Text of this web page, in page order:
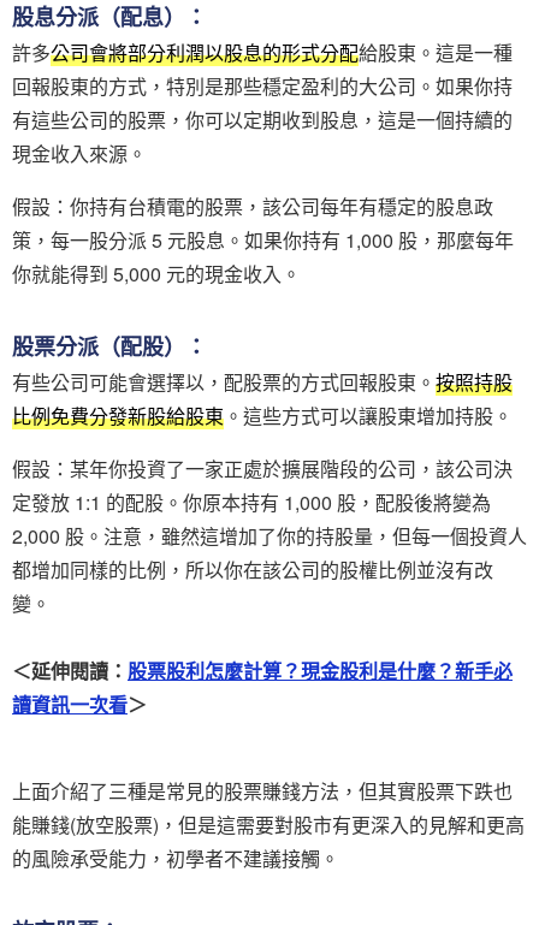
股息分派（配息）：
許多公司會將部分利潤以股息的形式分配給股東。這是一種
回報股東的方式，特別是那些穩定盈利的大公司。如果你持
有這些公司的股票，你可以定期收到股息，這是一個持續的
現金收入來源。
假設：你持有台積電的股票，該公司每年有穩定的股息政
策，每一股分派 5 元股息。如果你持有 1,000 股，那麼每年
你就能得到 5,000 元的現金收入。
股票分派（配股）：
有些公司可能會選擇以，配股票的方式回報股東。 按照持股
比例免費分發新股給股東 。這些方式可以讓股東增加持股。
假設：某年你投資了一家正處於擴展階段的公司，該公司決
定發放 1:1 的配股。你原本持有 1,000 股，配股後將變為
2,000 股。注意，雖然這增加了你的持股量，但每一個投資人
都增加同樣的比例，所以你在該公司的股權比例並沒有改
變。
＜延伸閱讀： 股票股利怎麼計算？現金股利是什麼？新手必
讀資訊一次看＞
上面介紹了三種是常見的股票賺錢方法，但其實股票下跌也
能賺錢(放空股票)，但是這需要對股市有更深入的見解和更高
的風險承受能力，初學者不建議接觸。